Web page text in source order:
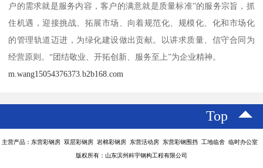
户的需求就是服务内容，客户的满意就是质量标准”的服务宗旨，抓
住机遇，迎接挑战、拓展市场、向着规范化、规模化、化和市场化
的管理轨道迈进，为绿化建设做出贡献。以讲求质量、信守合同为
经营原则。“团结敬业、开拓创新、服务至上”为企业精神。
m.wang15054376373.b2b168.com
Top
主营产品：东营彩钢房 双层彩钢房 岩棉彩钢房 东营活动房 东营彩钢围挡 工地临舍 临时办公室
版权所有：山东滨州科宇钢构工程有限公司